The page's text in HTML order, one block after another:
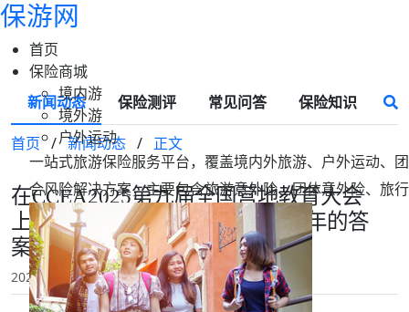
保游网
首页
保险商城
境内游
境外游
户外运动
一站式旅游保险服务平台，覆盖境内外旅游、户外运动、
合风险解决方案，主要包含旅游意外险、团体意外险、旅
新闻动态 保险测评 常见问答 保险知识
首页 / 新闻动态 / 正文
在CCEA2025第九届全国营地教育大会
上，我找到了研学行业下一个10年的答
案！
2025-11-17 17:43 保游网